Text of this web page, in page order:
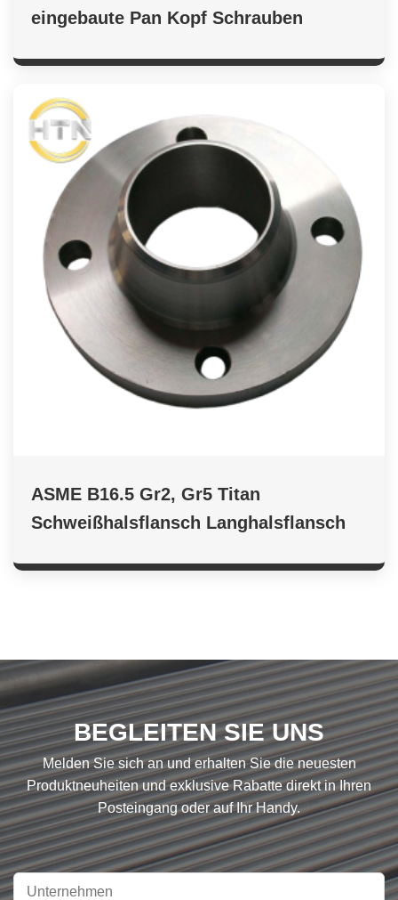
eingebaute Pan Kopf Schrauben
ASME B16.5 Gr2, Gr5 Titan
Schweißhalsflansch Langhalsflansch
BEGLEITEN SIE UNS
Melden Sie sich an und erhalten Sie die neuesten
Produktneuheiten und exklusive Rabatte direkt in Ihren
Posteingang oder auf Ihr Handy.